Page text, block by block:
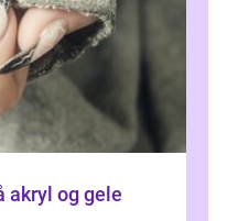
akryl og gele